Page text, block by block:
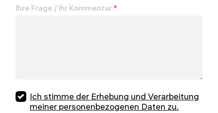
Ihre Frage / Ihr Kommentar*
Ich stimme der Erhebung und Verarbeitung
meiner personenbezogenen Daten zu.